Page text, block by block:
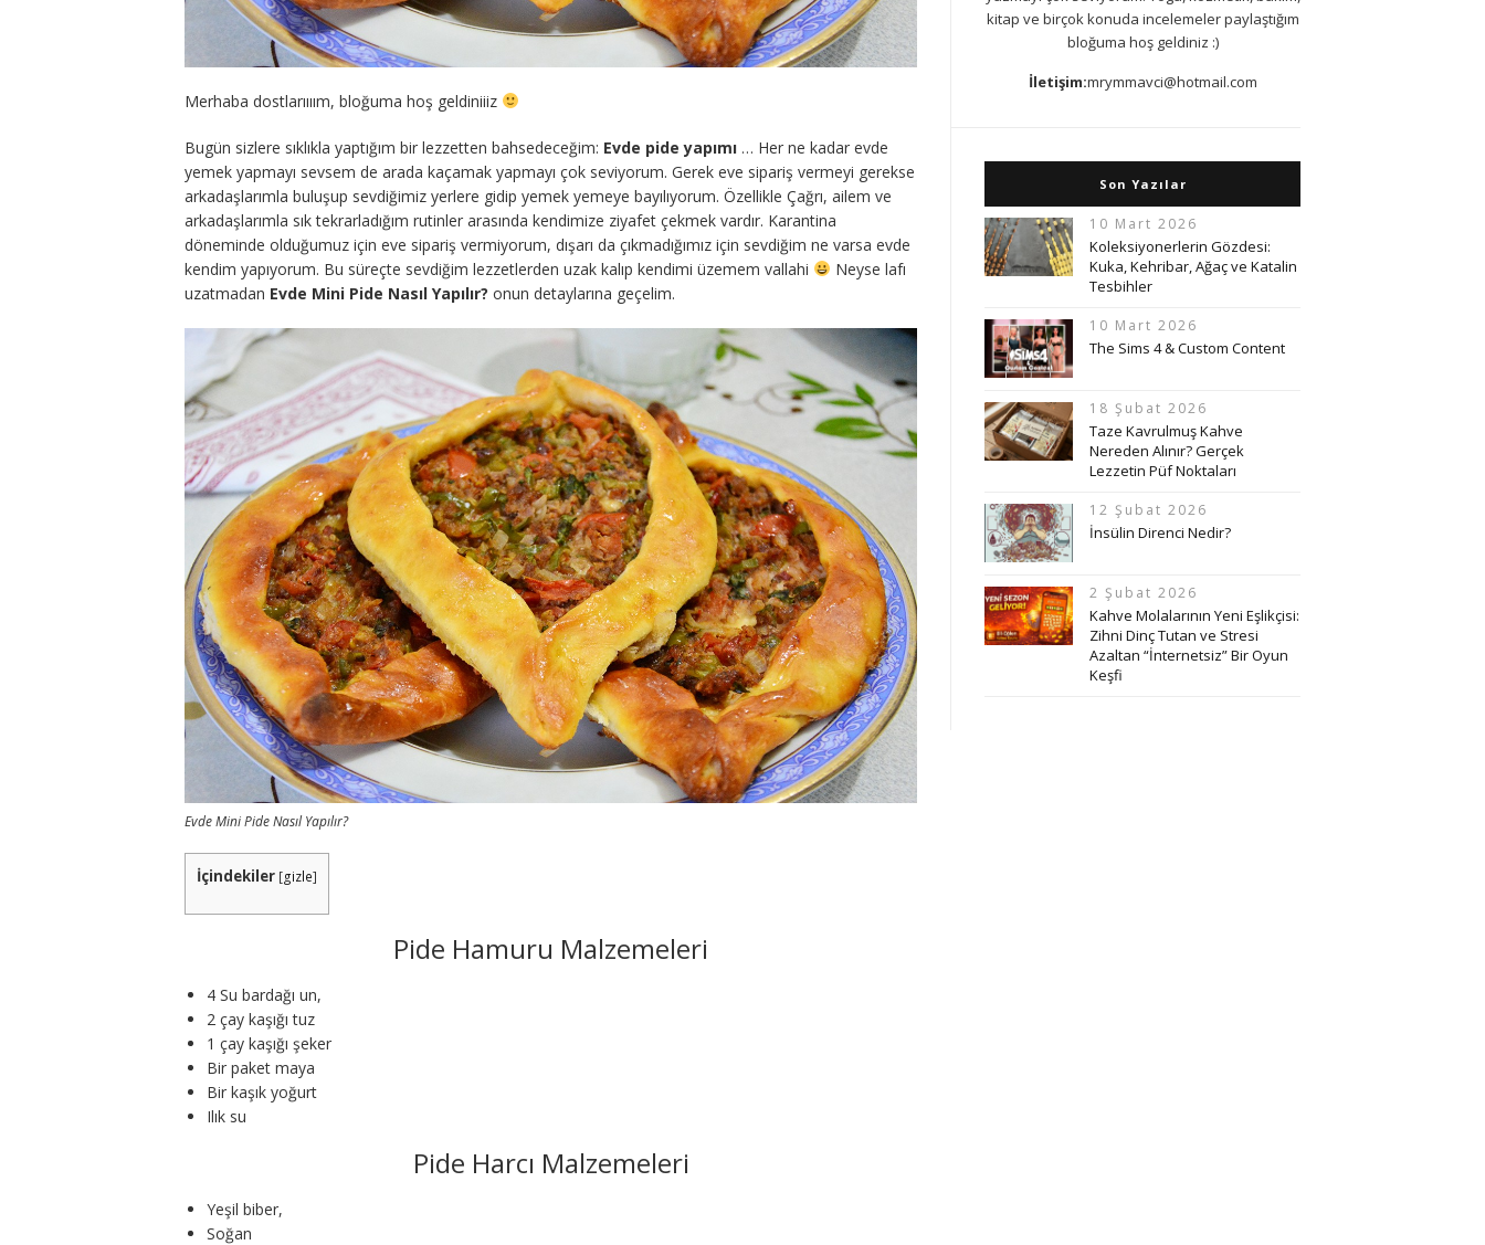
Merhaba dostlarıııım, bloğuma hoş geldiniiiz
Bugün sizlere sıklıkla yaptığım bir lezzetten bahsedeceğim: Evde pide yapımı … Her ne kadar evde
yemek yapmayı sevsem de arada kaçamak yapmayı çok seviyorum. Gerek eve sipariş vermeyi gerekse
arkadaşlarımla buluşup sevdiğimiz yerlere gidip yemek yemeye bayılıyorum. Özellikle Çağrı, ailem ve
arkadaşlarımla sık tekrarladığım rutinler arasında kendimize ziyafet çekmek vardır. Karantina
döneminde olduğumuz için eve sipariş vermiyorum, dışarı da çıkmadığımız için sevdiğim ne varsa evde
kendim yapıyorum. Bu süreçte sevdiğim lezzetlerden uzak kalıp kendimi üzemem vallahi
Neyse lafı
uzatmadan Evde Mini Pide Nasıl Yapılır? onun detaylarına geçelim.
Evde Mini Pide Nasıl Yapılır?
İçindekiler [gizle]
Pide Hamuru Malzemeleri
4 Su bardağı un,
2 çay kaşığı tuz
1 çay kaşığı şeker
Bir paket maya
Bir kaşık yoğurt
Ilık su
Pide Harcı Malzemeleri
Yeşil biber,
Soğan
kitap ve birçok konuda incelemeler paylaştığım
bloğuma hoş geldiniz :)
İletişim:mrymmavci@hotmail.com
Son Yazılar
10 Mart 2026
Koleksiyonerlerin Gözdesi:
Kuka, Kehribar, Ağaç ve Katalin
Tesbihler
10 Mart 2026
The Sims 4 & Custom Content
18 Şubat 2026
Taze Kavrulmuş Kahve
Nereden Alınır? Gerçek
Lezzetin Püf Noktaları
12 Şubat 2026
İnsülin Direnci Nedir?
2 Şubat 2026
Kahve Molalarının Yeni Eşlikçisi:
Zihni Dinç Tutan ve Stresi
Azaltan “İnternetsiz” Bir Oyun
Keşfi